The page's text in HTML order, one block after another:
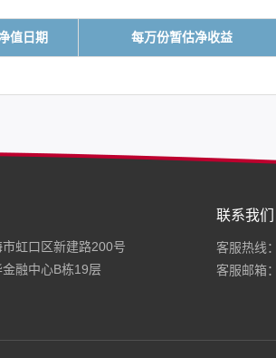
值日期 每万份暂估净收益
虹口区新建路200号
金融中心B栋19层
联系我们
客服热线
客服邮箱